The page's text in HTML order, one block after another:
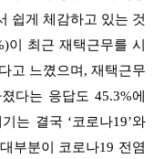
쉽게 체감하고 있는 것
이 최근 재택근무를 시
고 느꼈으며, 재택근무
다는 응답도 45.3%에
는 결국 ‘코로나19’와
부분이 코로나19 전염